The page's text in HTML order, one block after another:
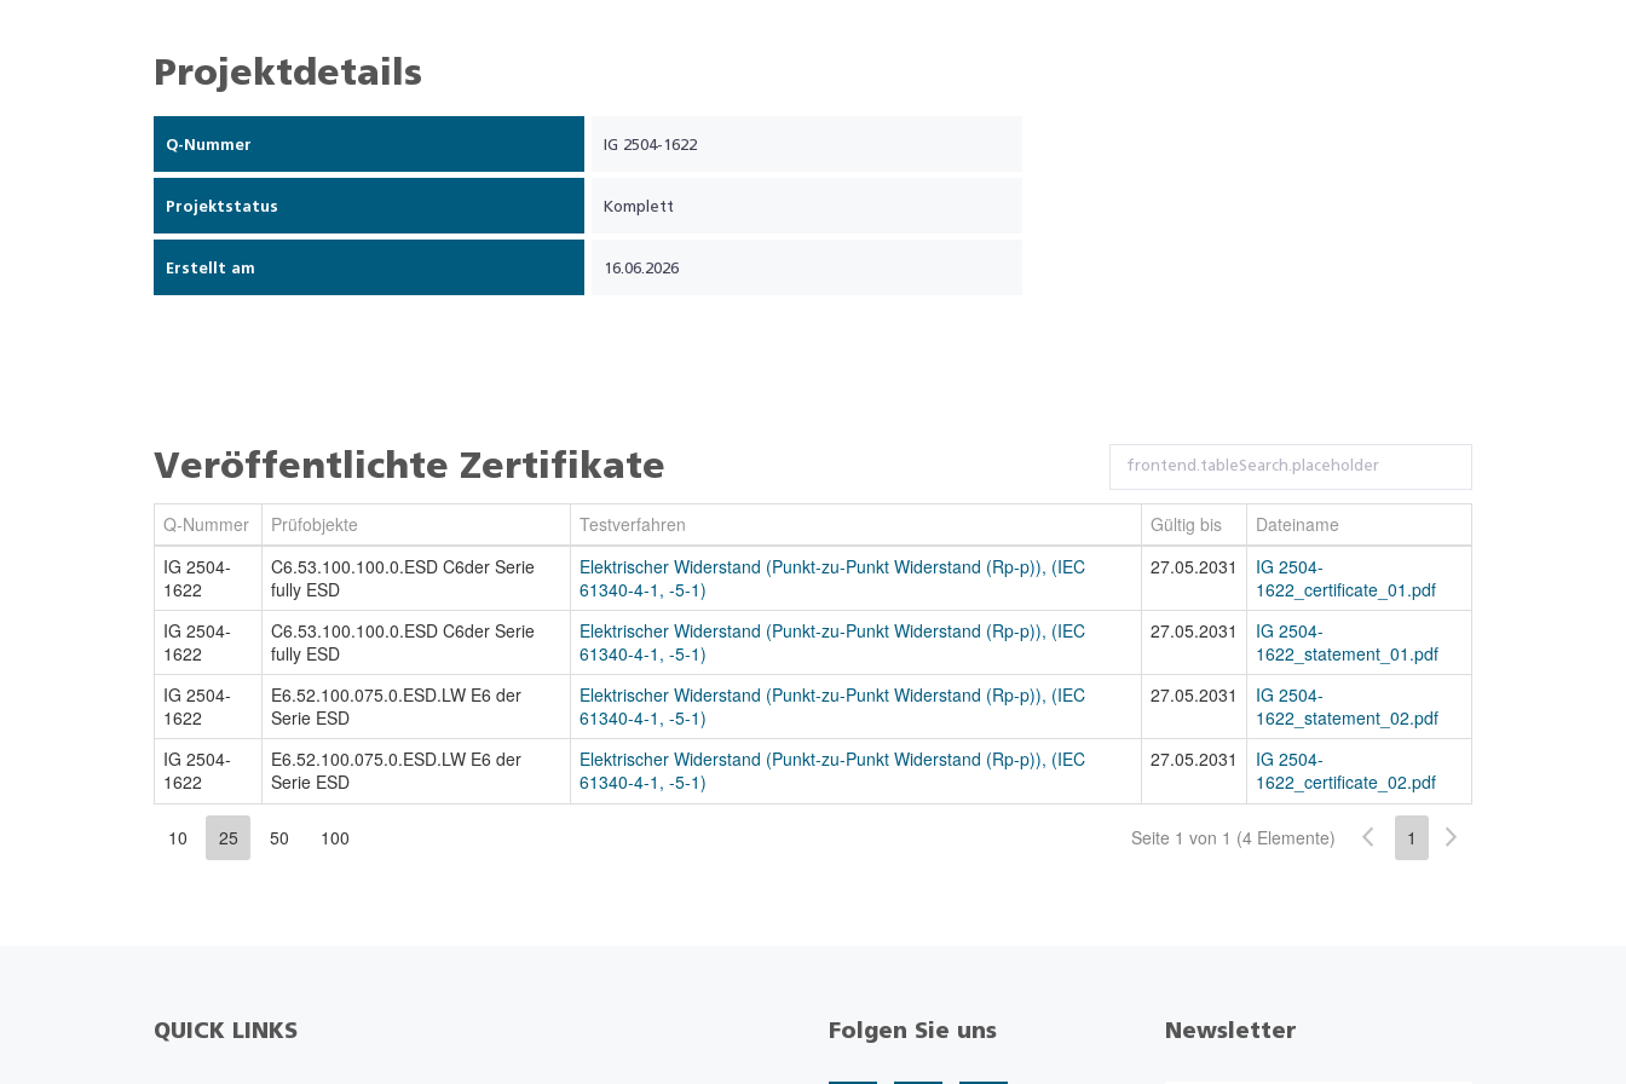
Projektdetails
Q-Nummer IG 2504-1622
Projektstatus Komplett
Erstellt am 16.06.2026
Veröffentlichte Zertifikate
Q-Nummer Prüfobjekte Testverfahren Gültig bis
Dateiname
IG 2504-
1622
C6.53.100.100.0.ESD C6der Serie
fully ESD
Elektrischer Widerstand (Punkt-zu-Punkt Widerstand (Rp-p)), (IEC
61340-4-1, -5-1)
27.05.2031
IG 2504-
1622_certificate_01.pdf
IG 2504-
1622
C6.53.100.100.0.ESD C6der Serie
fully ESD
Elektrischer Widerstand (Punkt-zu-Punkt Widerstand (Rp-p)), (IEC
61340-4-1, -5-1)
27.05.2031
IG 2504-
1622_statement_01.pdf
IG 2504-
1622
E6.52.100.075.0.ESD.LW E6 der
Serie ESD
Elektrischer Widerstand (Punkt-zu-Punkt Widerstand (Rp-p)), (IEC
61340-4-1, -5-1)
27.05.2031
IG 2504-
1622_statement_02.pdf
IG 2504-
1622
E6.52.100.075.0.ESD.LW E6 der
Serie ESD
Elektrischer Widerstand (Punkt-zu-Punkt Widerstand (Rp-p)), (IEC
61340-4-1, -5-1)
27.05.2031
IG 2504-
1622_certificate_02.pdf
10 25 50 100 Seite 1 von 1 (4 Elemente) 1
QUICK LINKS Folgen Sie uns Newsletter